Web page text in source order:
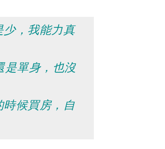
少，我能力真
是單身，也沒
時候買房，自